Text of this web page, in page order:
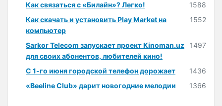
Как связаться с «Билайн»? Легко!
1588
Как скачать и установить Play Market на
компьютер
1552
Sarkor Telecom запускает проект Kinoman.uz
для своих абонентов, любителей кино!
1497
С 1-го июня городской телефон дорожает
1436
«Beeline Club» дарит новогодние мелодии
1366